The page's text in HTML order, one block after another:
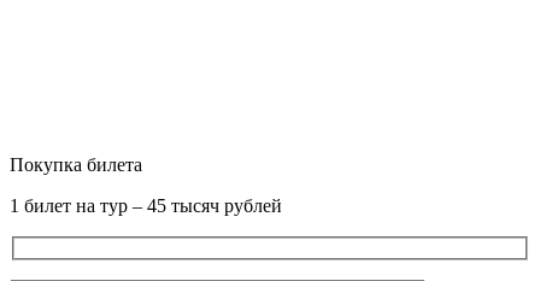
Покупка билета
1 билет на тур – 45 тысяч рублей